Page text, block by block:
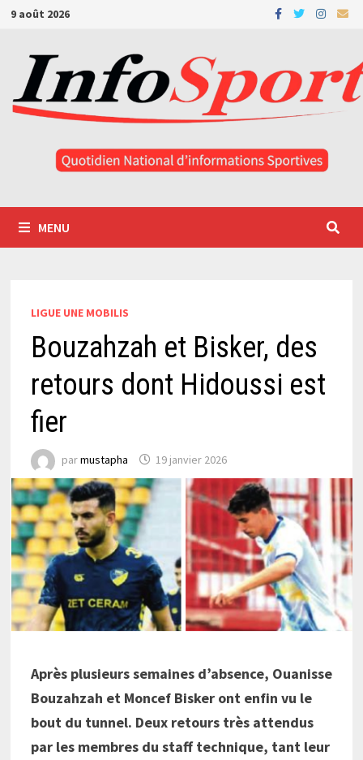
Passer
contenu
9 août 2026
MENU
LIGUE UNE MOBILIS
Bouzahzah et Bisker, des
retours dont Hidoussi est
fier
parmustapha 19 janvier 2026
Après plusieurs semaines d’absence, Ouanisse
Bouzahzah et Moncef Bisker ont enfin vu le
bout du tunnel. Deux retours très attendus
par les membres du staff technique, tant leur